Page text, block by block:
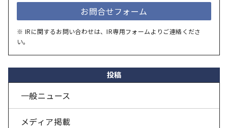
お問合せフォーム
※ IRに関するお問い合わせは、IR専用フォームよりご連絡くださ
い。
投稿
一般ニュース
メディア掲載